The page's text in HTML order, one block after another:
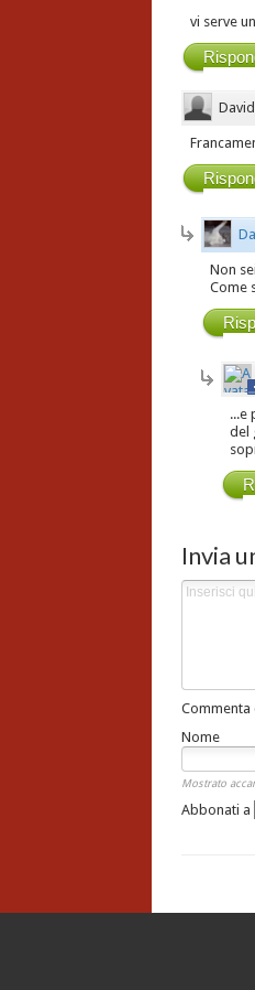
vi serve
David
Non
Come
...e
del
Invia
Nome
Mostrato
Abbonati a